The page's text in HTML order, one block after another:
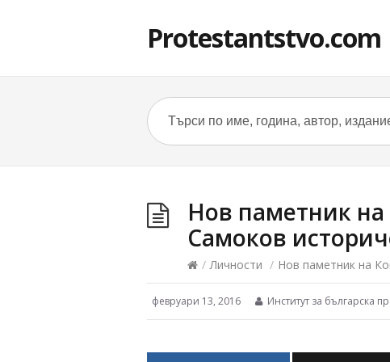
Protestantstvo.com
Нов паметник
Самоков
/ Личности / Нов паметник на
февруари 13, 2016 Институт за българска